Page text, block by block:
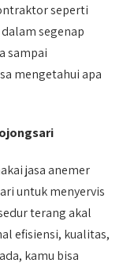
seperti
segenap
sampai
mengetahui apa
jasa anemer
untuk menyervis
terang akal
efisiensi, kualitas,
kamu bisa